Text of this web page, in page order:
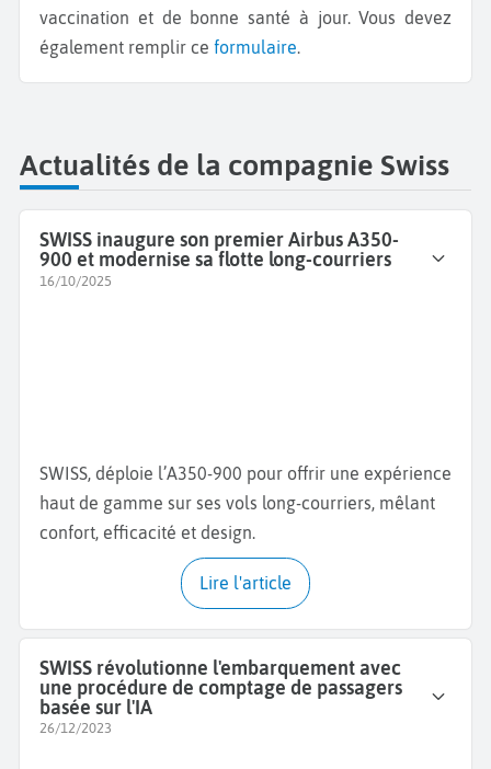
vaccination et de bonne santé à jour. Vous devez
également remplir ce formulaire.
Actualités de la compagnie Swiss
SWISS inaugure son premier Airbus A350-
900 et modernise sa flotte long-courriers
16/10/2025
SWISS, déploie l’A350-900 pour offrir une expérience
haut de gamme sur ses vols long-courriers, mêlant
confort, efficacité et design.
Lire l'article
SWISS révolutionne l'embarquement avec
une procédure de comptage de passagers
basée sur l'IA
26/12/2023